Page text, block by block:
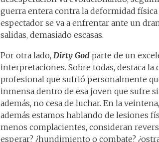
guerra entera contra la deformidad
espectador se va a enfrentar ante un
salidas, demasiado escasas.
Por otra lado, Dirty God parte de un
interpretaciones. Sobre todas, destaca
profesional que sufrió personalmente
inmensa dentro de esa joven que sufre
además, no cesa de luchar. En la
además estamos hablando de lesiones
menos complacientes, consideran
esperar? ¿hundimiento o combate?